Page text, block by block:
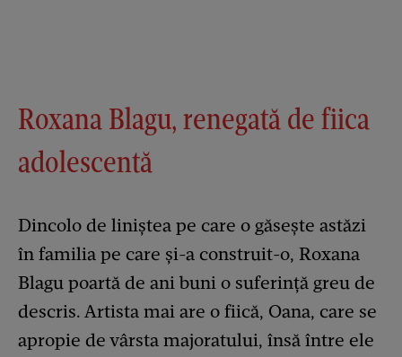
Roxana Blagu, renegată de fiica
adolescentă
Dincolo de liniștea pe care o găsește astăzi
în familia pe care și-a construit-o, Roxana
Blagu poartă de ani buni o suferință greu de
descris. Artista mai are o fiică, Oana, care se
apropie de vârsta majoratului, însă între ele